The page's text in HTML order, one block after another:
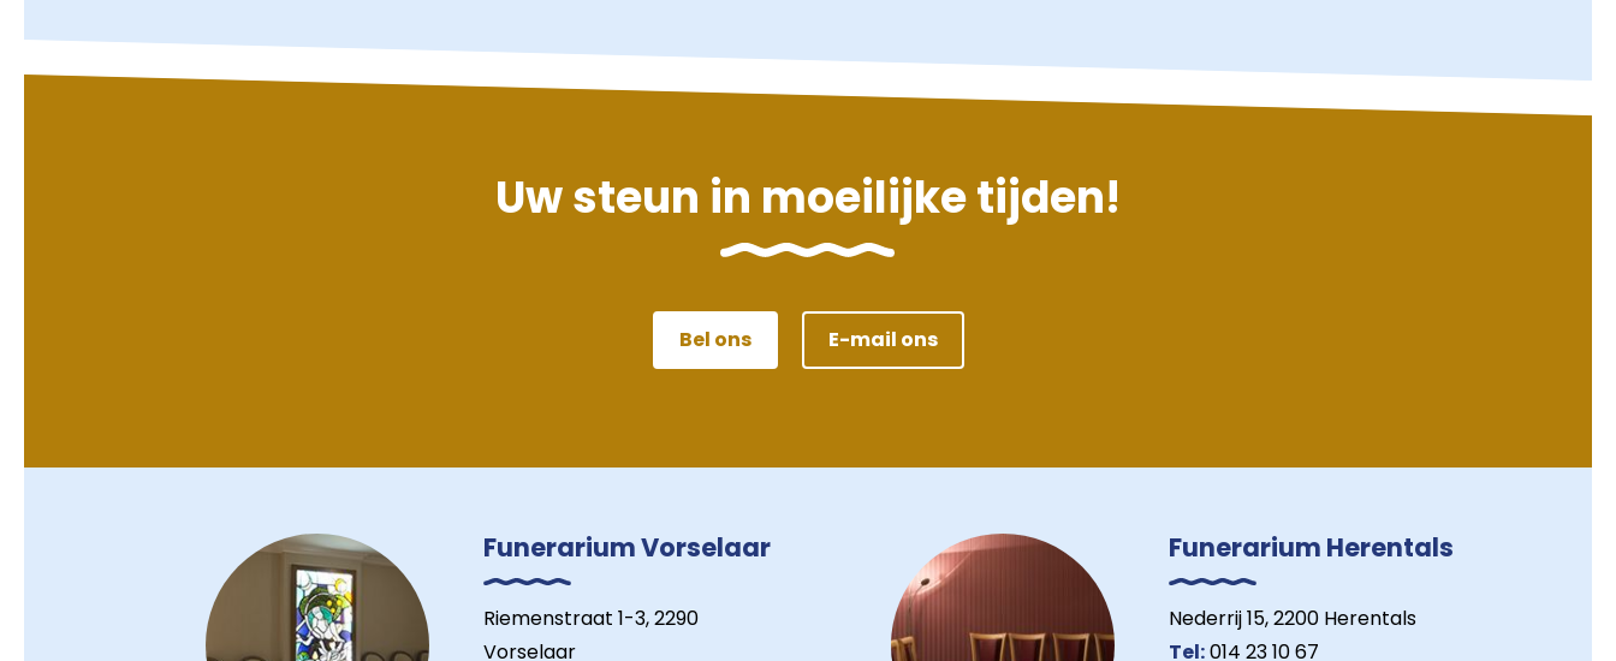
Uw steun in moeilijke tijden!
Bel ons E-mail ons
Funerarium Vorselaar
Riemenstraat 1-3, 2290
Vorselaar
Funerarium Herentals
Nederrij 15, 2200 Herentals
Tel:014 23 10 67